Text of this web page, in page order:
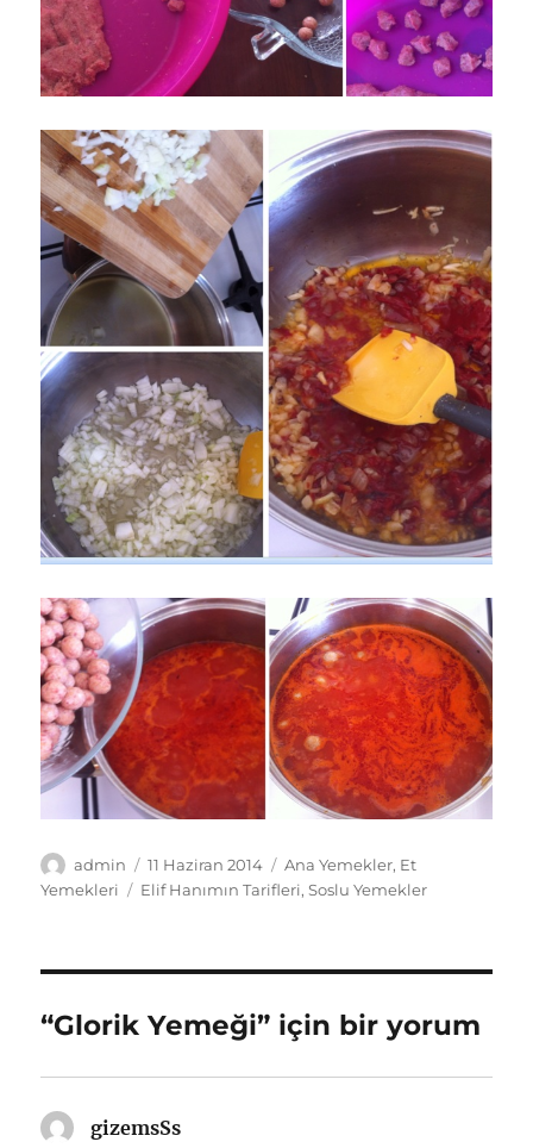
Yazar
admin
Yayın
tarihi
11 Haziran 2014 Kategoriler
Ana Yemekler, Et
Yemekleri
Etiketler
Elif Hanımın Tarifleri,Soslu Yemekler
“Glorik Yemeği” için bir yorum
gizemsSs